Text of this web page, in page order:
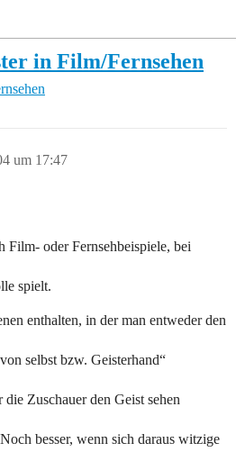
in Film/Fernsehen
um 17:47
Film- oder Fernsehbeispiele, bei
spielt.
enthalten, in der man entweder den
selbst bzw. Geisterhand“
Zuschauer den Geist sehen
besser, wenn sich daraus witzige